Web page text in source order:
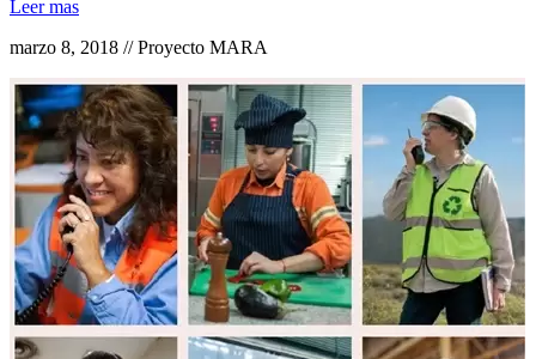
Leer mas
marzo 8, 2018 // Proyecto MARA